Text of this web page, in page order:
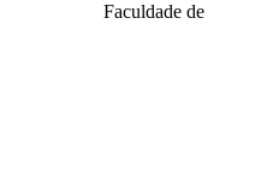
Faculdade de